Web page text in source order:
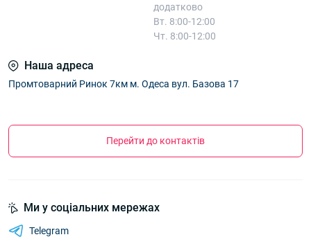
додатково
Вт. 8:00-12:00
Чт. 8:00-12:00
Наша адреса
Промтоварний Ринок 7км м. Одеса вул. Базова 17
Перейти до контактів
Ми у соціальних мережах
Telegram